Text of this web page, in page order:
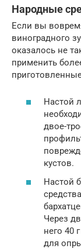
Народные
Если вы
виноградного
оказалось не
применить
Настой
двое-
кустов.
Настой
Через
него 40
для